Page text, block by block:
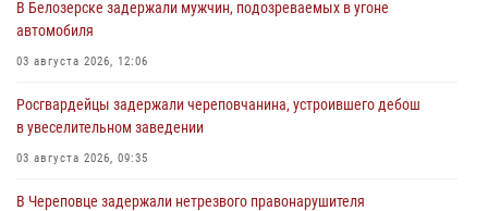
В Белозерске задержали мужчин, подозреваемых в угоне
автомобиля
03 августа 2026, 12:06
Росгвардейцы задержали череповчанина, устроившего дебош
в увеселительном заведении
03 августа 2026, 09:35
В Череповце задержали нетрезвого правонарушителя